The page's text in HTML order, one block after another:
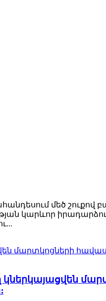
մեծ շուքով
կարևոր